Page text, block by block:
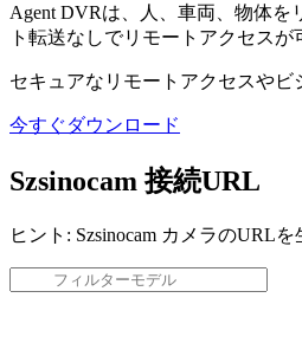
Agent DVRは、人、車両、物体
ト転送なしでリモートアクセス
セキュアなリモートアクセスやビ
今すぐダウンロード
Szsinocam 接続URL
ヒント: Szsinocam カメラのURL